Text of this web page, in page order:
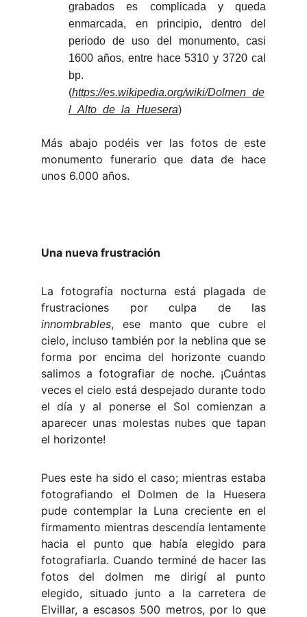
grabados es complicada y queda
enmarcada, en principio, dentro del
periodo de uso del monumento, casi
1600 años, entre hace 5310 y 3720 cal
bp.
(https://es.wikipedia.org/wiki/Dolmen_de
l_Alto_de_la_Huesera)
Más abajo podéis ver las fotos de este
monumento funerario que data de hace
unos 6.000 años.
Una nueva frustración
La fotografía nocturna está plagada de
frustraciones por culpa de las
innombrables, ese manto que cubre el
cielo, incluso también por la neblina que se
forma por encima del horizonte cuando
salimos a fotografiar de noche. ¡Cuántas
veces el cielo está despejado durante todo
el día y al ponerse el Sol comienzan a
aparecer unas molestas nubes que tapan
el horizonte!
Pues este ha sido el caso; mientras estaba
fotografiando el Dolmen de la Huesera
pude contemplar la Luna creciente en el
firmamento mientras descendía lentamente
hacia el punto que había elegido para
fotografiarla. Cuando terminé de hacer las
fotos del dolmen me dirigí al punto
elegido, situado junto a la carretera de
Elvillar, a escasos 500 metros, por lo que